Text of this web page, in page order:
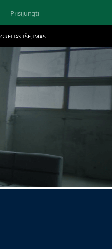
GREITAS IŠĖJIMAS
Prisijungti